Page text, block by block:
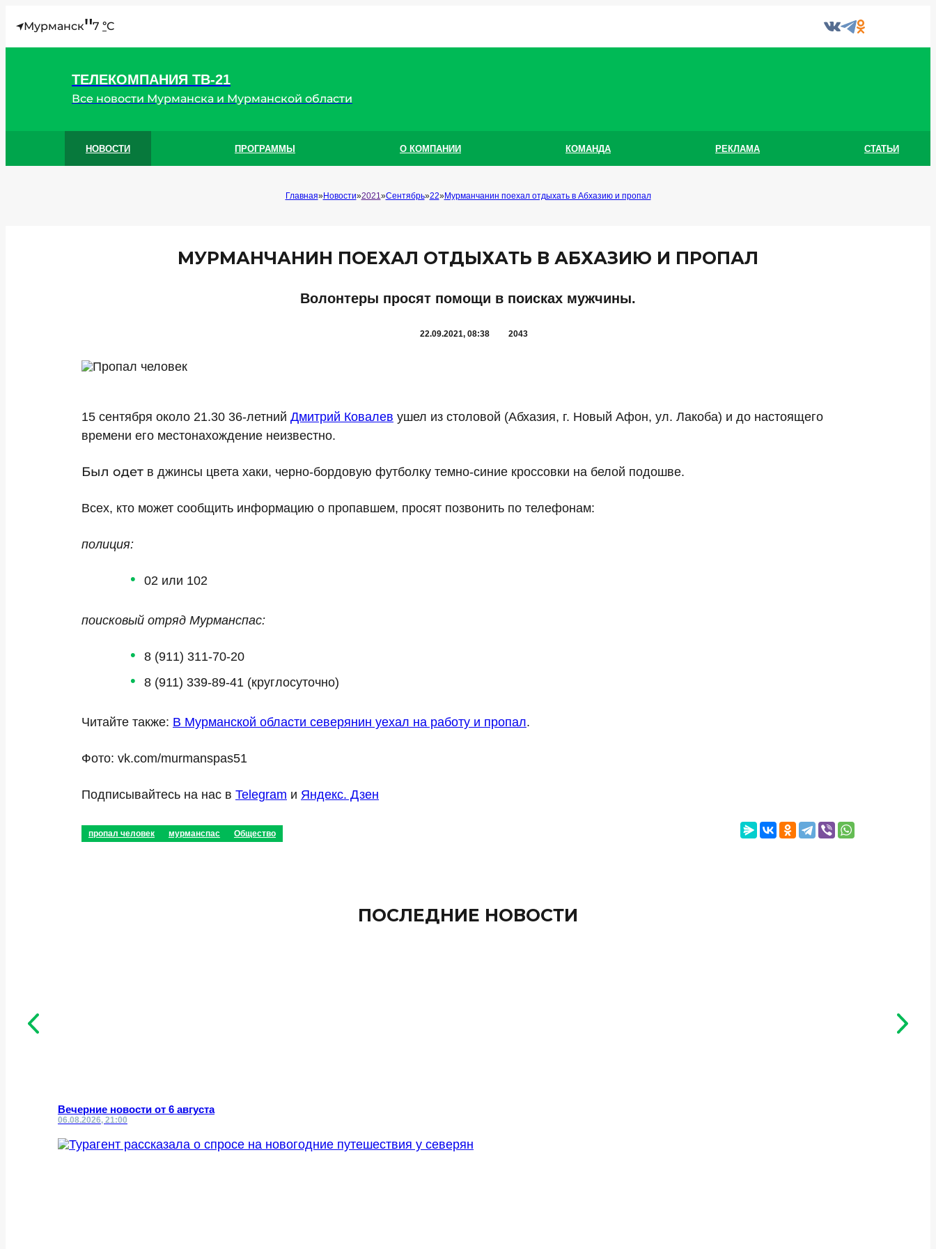
Мурманск"7 °C
ТЕЛЕКОМПАНИЯ ТВ-21
Все новости Мурманска и Мурманской области
НОВОСТИ ПРОГРАММЫ О КОМПАНИИ КОМАНДА РЕКЛАМА СТАТЬИ
Главная Новости 2021 Сентябрь 22 Мурманчанин поехал отдыхать в Абхазию и пропал
МУРМАНЧАНИН ПОЕХАЛ ОТДЫХАТЬ В АБХАЗИЮ И ПРОПАЛ
Волонтеры просят помощи в поисках мужчины.
22.09.2021, 08:38 2043
15 сентября около 21.30 36-летний Дмитрий Ковалев ушел из столовой (Абхазия, г. Новый Афон, ул. Лакоба) и до настоящего
времени его местонахождение неизвестно.
Был одет в джинсы цвета хаки, черно-бордовую футболку темно-синие кроссовки на белой подошве.
Всех, кто может сообщить информацию о пропавшем, просят позвонить по телефонам:
полиция:
02 или 102
поисковый отряд Мурманспас:
8 (911) 311-70-20
8 (911) 339-89-41 (круглосуточно)
Читайте также: В Мурманской области северянин уехал на работу и пропал.
Фото: vk.com/murmanspas51
Подписывайтесь на нас в Telegram и Яндекс. Дзен
пропал человек мурманспас Общество
ПОСЛЕДНИЕ НОВОСТИ
Вечерние новости от 6 августа
06.08.2026, 21:00